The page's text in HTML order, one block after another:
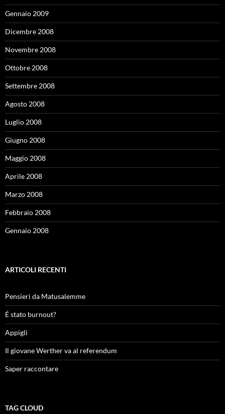
Gennaio 2009
Dicembre 2008
Novembre 2008
Ottobre 2008
Settembre 2008
Agosto 2008
Luglio 2008
Giugno 2008
Maggio 2008
Aprile 2008
Marzo 2008
Febbraio 2008
Gennaio 2008
ARTICOLI RECENTI
Pensieri da Matusalemme
É stato burnout?
Appigli
Il giovane Werther va al referendum
Saper raccontare
TAG CLOUD